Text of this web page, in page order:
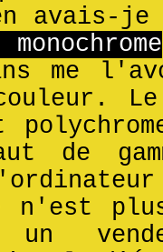
avais-
monochrome
me
Le
de
n'est